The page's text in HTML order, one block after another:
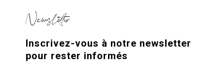
Newsletter
Inscrivez-vous à notre newsletter
pour rester informés